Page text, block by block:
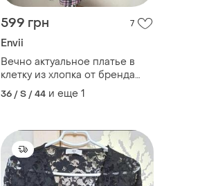
599 грн 7
Envii
Вечно актуальное платье в
клетку из хлопка от бренда
envii, размер xs-s
36 / S / 44 и еще 1